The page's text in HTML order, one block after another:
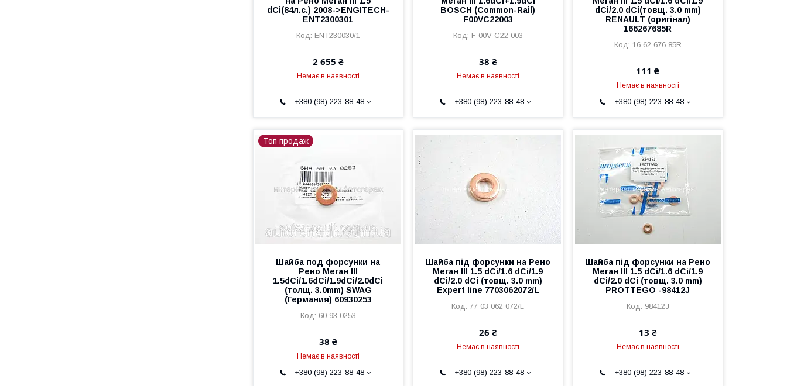
dCi(84л.с.) 2008->ENGITECH-
ENT2300301
ENT230030/1
2 655 ₴
Немає в наявності
+380 (98) 223-88-48
BOSCH (Common-Rail)
F00VC22003
F 00V C22 003
38 ₴
Немає в наявності
+380 (98) 223-88-48
dCi/2.0 dCi(товщ. 3.0 mm)
RENAULT (оригінал)
166267685R
16 62 676 85R
111 ₴
Немає в наявності
+380 (98) 223-88-48
Топ продаж
Шайба под форсунки на
Рено Меган III
1.5dCi/1.6dCi/1.9dCi/2.0dCi
(толщ. 3.0mm) SWAG
(Германия) 60930253
60 93 0253
38 ₴
Немає в наявності
+380 (98) 223-88-48
Шайба під форсунки на Рено
Меган III 1.5 dCi/1.6 dCi/1.9
dCi/2.0 dCi (товщ. 3.0 mm)
Expert line 7703062072/L
77 03 062 072/L
26 ₴
Немає в наявності
+380 (98) 223-88-48
Шайба під форсунки на Рено
Меган III 1.5 dCi/1.6 dCi/1.9
dCi/2.0 dCi (товщ. 3.0 mm)
PROTTEGO -98412J
98412J
13 ₴
Немає в наявності
+380 (98) 223-88-48